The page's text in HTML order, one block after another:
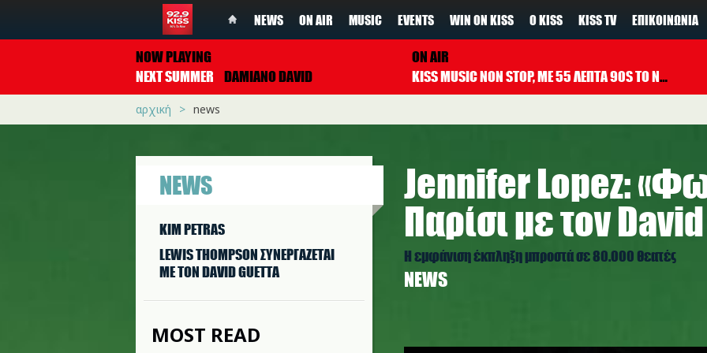
NEWS ON AIR MUSIC EVENTS WIN ON KISS Ο KISS KISS TV ΕΠΙΚΟΙΝΩΝΊΑ
NOW PLAYING
NEXT SUMMER
DAMIANO DAVID
ON AIR
KISS MUSIC NON STOP, ΜΕ 55 ΛΕΠΤΑ 90S TO NOW ΚΑΘΕ ΩΡΑ
αρχική news
NEWS
KIM PETRAS
LEWIS THOMPSON ΣΥΝΕΡΓAΖΕΤΑΙ
ΜΕ ΤΟΝ DAVID GUETTA
MOST READ
Jennifer Lopez:
Παρίσι με τον
Η εμφάνιση έκπληξη μπροστά σε 80.000 θεατές
NEWS